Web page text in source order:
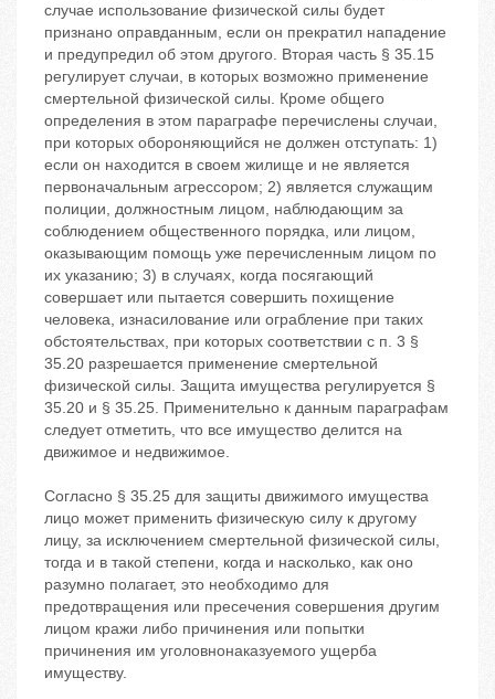
случае использование физической силы будет
признано оправданным, если он прекратил нападение
и предупредил об этом другого. Вторая часть § 35.15
регулирует случаи, в которых возможно применение
смертельной физической силы. Кроме общего
определения в этом параграфе перечислены случаи,
при которых обороняющийся не должен отступать: 1)
если он находится в своем жилище и не является
первоначальным агрессором; 2) является служащим
полиции, должностным лицом, наблюдающим за
соблюдением общественного порядка, или лицом,
оказывающим помощь уже перечисленным лицом по
их указанию; 3) в случаях, когда посягающий
совершает или пытается совершить похищение
человека, изнасилование или ограбление при таких
обстоятельствах, при которых соответствии с п. 3 §
35.20 разрешается применение смертельной
физической силы. Защита имущества регулируется §
35.20 и § 35.25. Применительно к данным параграфам
следует отметить, что все имущество делится на
движимое и недвижимое.
Согласно § 35.25 для защиты движимого имущества
лицо может применить физическую силу к другому
лицу, за исключением смертельной физической силы,
тогда и в такой степени, когда и насколько, как оно
разумно полагает, это необходимо для
предотвращения или пресечения совершения другим
лицом кражи либо причинения или попытки
причинения им уголовнонаказуемого ущерба
имуществу.